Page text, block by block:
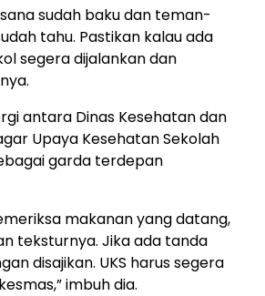
sudah baku dan teman-
tahu. Pastikan kalau ada
segera dijalankan dan
antara Dinas Kesehatan dan
Upaya Kesehatan Sekolah
garda terdepan
makanan yang datang,
teksturnya. Jika ada tanda
disajikan. UKS harus segera
imbuh dia.